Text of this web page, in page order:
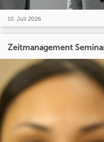
10. Juli 2026
Zeitmanagement